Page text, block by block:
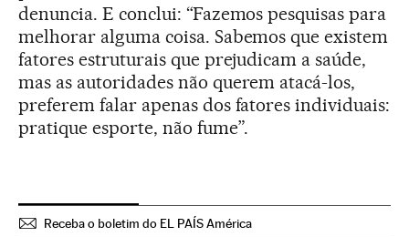
denuncia. E conclui: “Fazemos pesquisas para
melhorar alguma coisa. Sabemos que existem
fatores estruturais que prejudicam a saúde,
mas as autoridades não querem atacá-los,
preferem falar apenas dos fatores individuais:
pratique esporte, não fume”.
Receba o boletim do EL PAÍS América